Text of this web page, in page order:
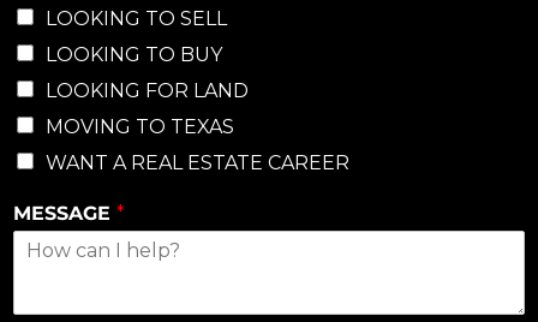
LOOKING TO SELL
LOOKING TO BUY
LOOKING FOR LAND
MOVING TO TEXAS
WANT A REAL ESTATE CAREER
MESSAGE *